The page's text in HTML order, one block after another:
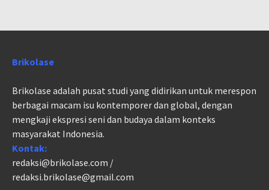
Brikolase
Brikolase adalah pusat studi yang didirikan untuk merespon
berbagai macam isu kontemporer dan global, dengan
mengkaji ekspresi seni dan budaya dalam konteks
masyarakat Indonesia.
Kontak:
redaksi@brikolase.com /
redaksi.brikolase@gmail.com